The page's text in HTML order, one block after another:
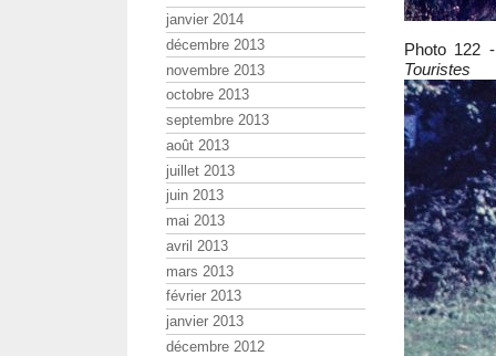
Photo 122
Touristes
janvier 2014
décembre 2013
novembre 2013
octobre 2013
septembre 2013
août 2013
juillet 2013
juin 2013
mai 2013
avril 2013
mars 2013
février 2013
janvier 2013
décembre 2012